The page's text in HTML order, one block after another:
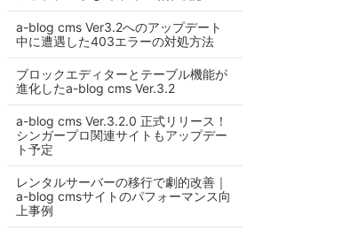
a-blog cms Ver3.2へのアップデート
中に遭遇した403エラーの対処方法
ブロックエディターとテーブル機能が
進化したa-blog cms Ver.3.2
a-blog cms Ver.3.2.0 正式リリース！
シンガープロ関連サイトもアップデー
ト予定
レンタルサーバーの移行で劇的改善｜
a-blog cmsサイトのパフォーマンス向
上事例